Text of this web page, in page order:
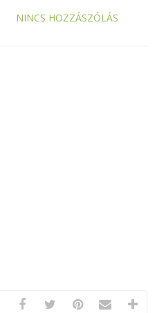
NINCS HOZZÁSZÓLÁS